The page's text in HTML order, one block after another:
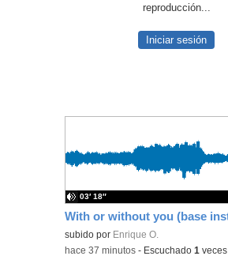
reproducción...
Iniciar sesión
Contenido educativo.
subido por Enrique O.
03′ 18″
-hace 37 minutos - Escuchado1 veces